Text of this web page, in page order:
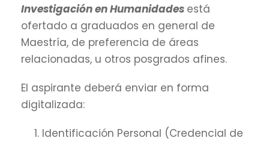
Investigación en Humanidades está
ofertado a graduados en general de
Maestría, de preferencia de áreas
relacionadas, u otros posgrados afines.
El aspirante deberá enviar en forma
digitalizada:
Identificación Personal (Credencial de